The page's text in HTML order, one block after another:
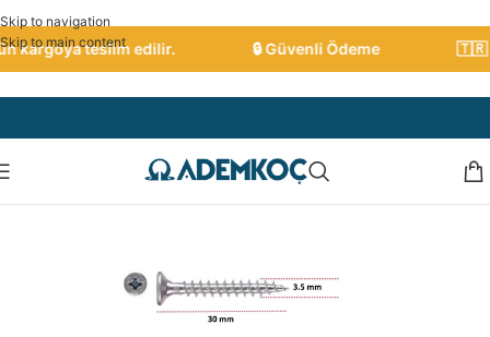
Skip to navigation
Skip to main content
kargoya teslim edilir. 🔒 Güvenli Ödeme 🇹🇷